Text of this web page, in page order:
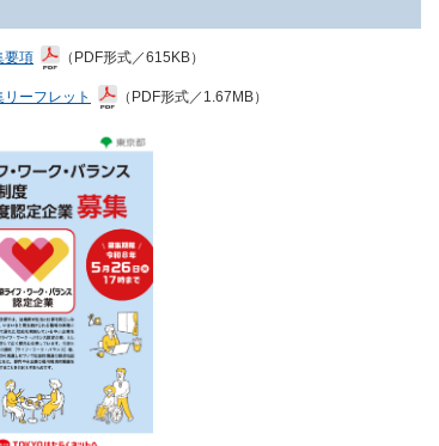
要項 （PDF形式／615KB）
ーフレット （PDF形式／1.67MB）